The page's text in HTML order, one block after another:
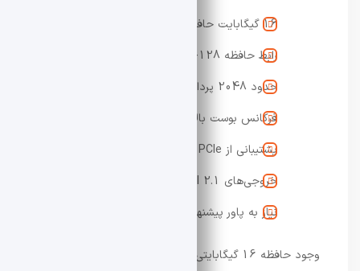
16 گیگابایت حافظه GDDR6
رابط حافظه 128-bit
حدود 2048 پردازنده جریانی
فرکانس بوست بالا در محدوده 3.2 گیگاهرتز
پشتیبانی از PCIe نسل 5
خروجی‌های HDMI 2.1 و DisplayPort 2.1
نیاز به پاور پیشنهادی حدود 550 وات
وجود حافظه 16 گیگابایتی یکی از نقاط قوت اصلی این